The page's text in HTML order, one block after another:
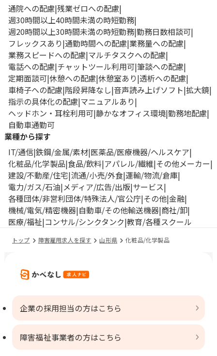
通院への配慮 残業ゼロへの配慮
週30時間以上40時間未満の時短勤務
週20時間以上30時間未満の時短勤務 勤務日数相談可
フレックスあり 通勤時間への配慮 業務量への配慮
業務スピードへの配慮 マルチタスクへの配慮
電話への配慮 チャットツール利用可 筆談への配慮
定期面談可 休憩への配慮 休憩室あり 透析への配慮
車椅子への配慮 階段昇降なし 音声読み上げソフト 拡大鏡
指示の具体化の配慮 マニュアルあり
ヘッドホン・耳栓利用可 静かなオフィス環境 勤務地配慮
自動車通勤可
業種から探す
IT/通信 鉄鋼/金属/素材 医薬品/医療機器/ヘルスケア
化粧品/化学製品 食品/飲料 アパレル/繊維 その他メーカー
建設/不動産/住宅 流通/小売/外食 運輸/物流/倉庫
電力/ガス/石油 メディア/広告/出版 サービス
各種団体/非営利団体/特殊法人/官公庁 その他 金融
機械/電気/精密機器 自動車/その他輸送機器 商社/卸
医療/福祉 コンサル/シンクタンク 教育/各種スクール
トップ 障害雇用求人を探す 山形県 化粧品/化学製品
企業の採用担当の方はこちら
障害福祉事業者の方はこちら